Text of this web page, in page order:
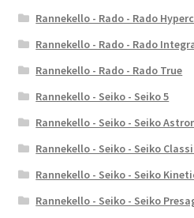
Rannekello - Rado - Rado
Rannekello - Rado - Rado
Rannekello - Rado - Rado True
Rannekello - Seiko - Seiko 5
Rannekello - Seiko - Seiko
Rannekello - Seiko - Seiko
Rannekello - Seiko - Seiko
Rannekello - Seiko - Seiko